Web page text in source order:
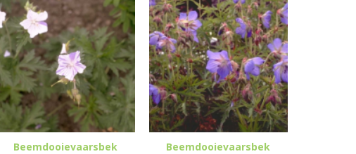
Beemdooievaarsbek Beemdooievaarsbek